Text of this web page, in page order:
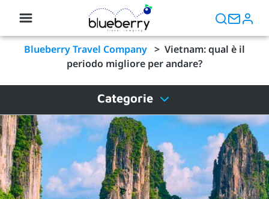
Blueberry Travel Company > Vietnam: qual è il
periodo migliore per andare?
Categorie